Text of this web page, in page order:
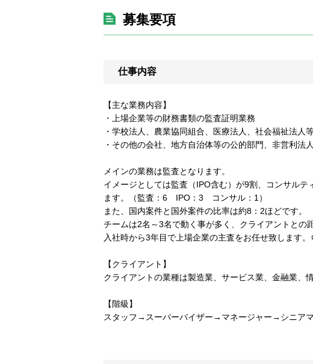
募集要項
仕事内容
【主な業務内容】
・上場企業等の財務書類の監査証明業務
・学校法人、農業協同組合、医療法人、社会福祉法人
・その他の会社、地方自治体等の公的部門、非営利
メインの業務は監査となります。
イメージとしては監査（IPO含む）が9割、コンサル
ます。（監査：6 IPO：3 コンサル：1）
また、国内案件と国外案件の比率は約8：2ほどです。
チームは2名～3名で動く事が多く、クライアントとの
入社時から3年目で上場企業の主査をお任せ致します
【クライアント】
クライアントの業種は製造業、サービス業、金融業、
【階級】
スタッフ→スーパーバイザー→マネージャー→シニア